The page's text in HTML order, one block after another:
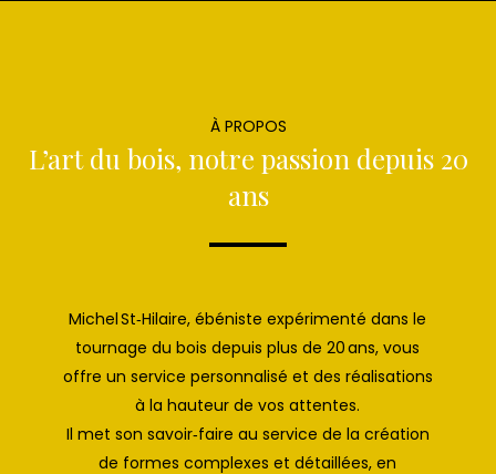
À PROPOS
L’art du bois, notre passion depuis 20
ans
Michel St‑Hilaire, ébéniste expérimenté dans le
tournage du bois depuis plus de 20 ans, vous
offre un service personnalisé et des réalisations
à la hauteur de vos attentes.
Il met son savoir‑faire au service de la création
de formes complexes et détaillées, en